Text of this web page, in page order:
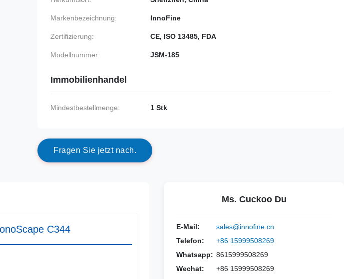
Markenbezeichnung: InnoFine
Zertifizierung: CE, ISO 13485, FDA
Modellnummer: JSM-185
Immobilienhandel
Mindestbestellmenge: 1 Stk
Fragen Sie jetzt nach.
C344
Ms. Cuckoo Du
E-Mail:
sales@innofine.cn
Telefon:
+86 15999508269
Whatsapp: 8615999508269
Wechat:
+86 15999508269